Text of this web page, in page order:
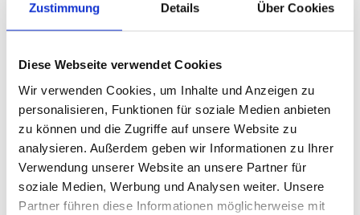
Zustimmung Details Über Cookies
Diese Webseite verwendet Cookies
Wir verwenden Cookies, um Inhalte und Anzeigen zu
personalisieren, Funktionen für soziale Medien anbieten
zu können und die Zugriffe auf unsere Website zu
analysieren. Außerdem geben wir Informationen zu Ihrer
Verwendung unserer Website an unsere Partner für
soziale Medien, Werbung und Analysen weiter. Unsere
Partner führen diese Informationen möglicherweise mit
Publikationen zum Projekt